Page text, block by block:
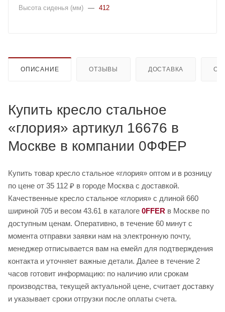
Высота сиденья (мм) — 412
ОПИСАНИЕ ОТЗЫВЫ ДОСТАВКА
Купить кресло стальное
«глория» артикул 16676 в
Москве в компании 0ФФЕР
Купить товар кресло стальное «глория» оптом и в розницу
по цене от 35 112 ₽ в городе Москва с доставкой.
Качественные кресло стальное «глория» с длиной 660
шириной 705 и весом 43.61 в каталоге 0FFER в Москве по
доступным ценам. Оперативно, в течение 60 минут с
момента отправки заявки нам на электронную почту,
менеджер отписывается вам на емейл для подтверждения
контакта и уточняет важные детали. Далее в течение 2
часов готовит информацию: по наличию или срокам
производства, текущей актуальной цене, считает доставку
и указывает сроки отгрузки после оплаты счета.